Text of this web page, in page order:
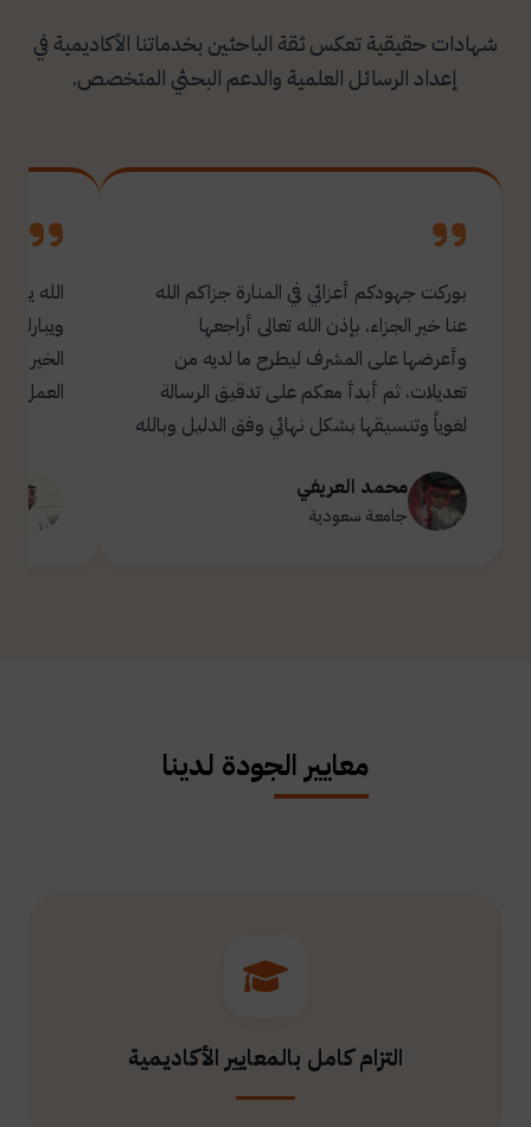
شهادات حقيقية تعكس ثقة الباحثين بخدماتنا الأكاديمية في
إعداد الرسائل العلمية والدعم البحثي المتخصص.
بوركت جهودكم أعزائي في المنارة جزاكم الله
عنا خير الجزاء. بإذن الله تعالى أراجعها
وأعرضها على المشرف ليطرح ما لديه من
تعديلات. ثم أبدأ معكم على تدقيق الرسالة
لغوياً وتنسيقها بشكل نهائي وفق الدليل وبالله
محمد العريفي
جامعة سعودية
الله
العمل.
معايير الجودة لدينا
التزام كامل بالمعايير الأكاديمية